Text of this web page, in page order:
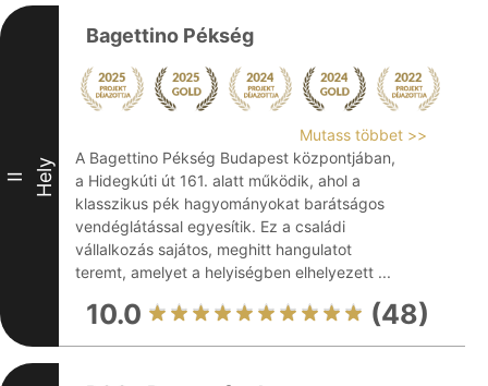
II Hely
Bagettino Pékség
Mutass többet >>
A Bagettino Pékség Budapest központjában,
a Hidegkúti út 161. alatt működik, ahol a
klasszikus pék hagyományokat barátságos
vendéglátással egyesítik. Ez a családi
vállalkozás sajátos, meghitt hangulatot
teremt, amelyet a helyiségben elhelyezett ...
10.0 (48)